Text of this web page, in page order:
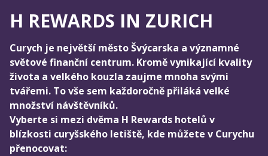
H REWARDS IN ZURICH
Curych je největší město Švýcarska a významné
světové finanční centrum. Kromě vynikající kvality
života a velkého kouzla zaujme mnoha svými
tvářemi. To vše sem každoročně přiláká velké
množství návštěvníků.
Vyberte si mezi dvěma H Rewards hotelů v
blízkosti curyšského letiště, kde můžete v Curychu
přenocovat: